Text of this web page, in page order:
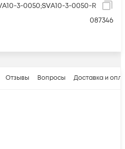
3-0050;SVA10-3-0050-R
087346
Отзывы Вопросы Доставка и